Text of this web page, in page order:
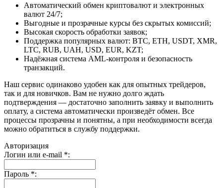
Автоматический обмен криптовалют и электронных
валют 24/7;
Выгодные и прозрачные курсы без скрытых комиссий;
Высокая скорость обработки заявок;
Поддержка популярных валют: BTC, ETH, USDT, XMR,
LTC, RUB, UAH, USD, EUR, KZT;
Надёжная система AML-контроля и безопасность
транзакций.
Наш сервис одинаково удобен как для опытных трейдеров,
так и для новичков. Вам не нужно долго ждать
подтверждения — достаточно заполнить заявку и выполнить
оплату, а система автоматически произведёт обмен. Все
процессы прозрачны и понятны, а при необходимости всегда
можно обратиться в службу поддержки.
Авторизация
Логин или e-mail *:
Пароль *: